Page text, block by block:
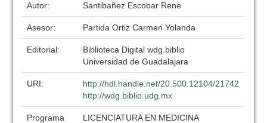
Autor: Santibañez Escobar Rene
Asesor: Partida Ortiz Carmen Yolanda
Editorial:
Biblioteca Digital wdg.biblio
Universidad de Guadalajara
URI:
http://hdl.handle.net/20.500.12104/21742
http://wdg.biblio.udg.mx
Programa
LICENCIATURA EN MEDICINA